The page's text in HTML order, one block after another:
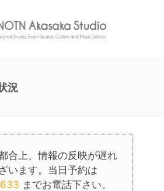
況
合上、情報の反映が遅れ
います。当日予約は
までお電話下さい。